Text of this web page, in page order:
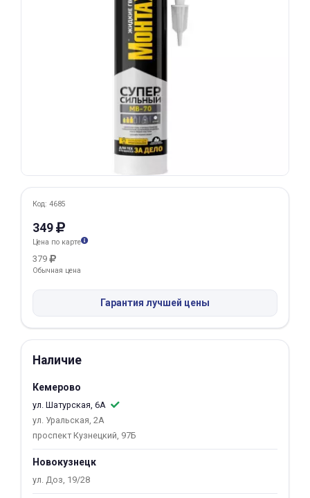
Код: 4685
349
Цена по карте
379
Обычная цена
Гарантия лучшей цены
Наличие
Кемерово
ул. Шатурская, 6А
ул. Уральская, 2А
проспект Кузнецкий, 97Б
Новокузнецк
ул. Доз, 19/28
Добавляйте товары
Оплачивайте сегодня только
% картой любого банка
Получайте товар
выбранный способом
Оставшиеся
списываться
об оплате Плайтом
недели
Остались вопросы?
8 800 302-02-51